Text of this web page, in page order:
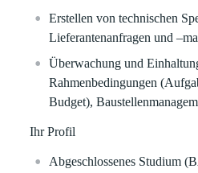
Erstellen von technischen
Lieferantenanfragen und
Überwachung und
Rahmenbedingungen
Budget),
Ihr Profil
Abgeschlossenes Studium